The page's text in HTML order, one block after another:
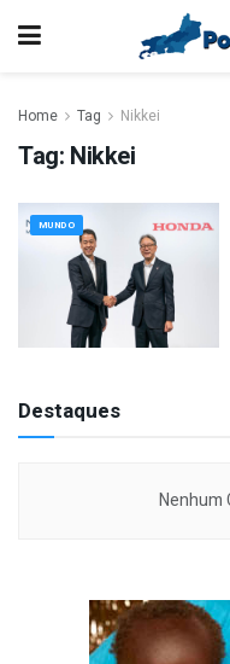
Home Tag Nikkei
Tag: Nikkei
MUNDO
Destaques
Nenhum